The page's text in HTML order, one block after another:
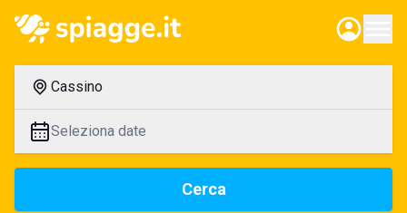
Cassino
Seleziona date
Cerca